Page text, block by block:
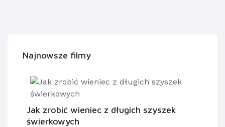
Najnowsze filmy
Jak zrobić wieniec z długich szyszek
świerkowych